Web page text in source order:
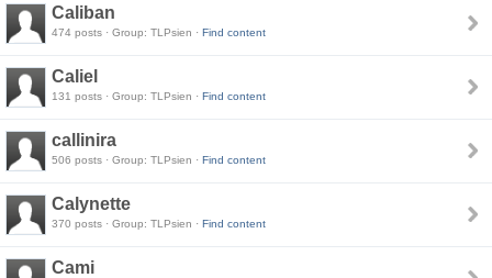
Caliban
474 posts · Group: TLPsien · Find content
Caliel
131 posts · Group: TLPsien · Find content
callinira
506 posts · Group: TLPsien · Find content
Calynette
370 posts · Group: TLPsien · Find content
Cami